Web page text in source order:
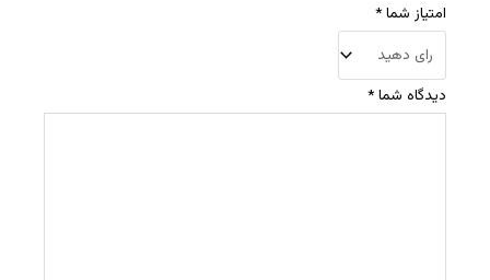
امتیاز شما*
دیدگاه شما*